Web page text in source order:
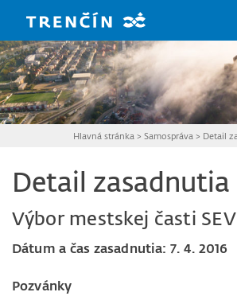
Hlavná stránka >Samospráva > Detail
Detail zasadnutia
Výbor mestskej časti
Dátum a čas zasadnutia: 7. 4. 2016
Pozvánky